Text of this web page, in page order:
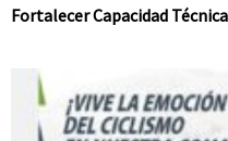
Fortalecer Capacidad